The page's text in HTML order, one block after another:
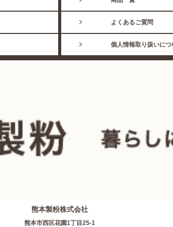
よくあるご質問
個人情報取り扱いにつ
熊本製粉株式会社
熊本市西区花園1丁目25-1